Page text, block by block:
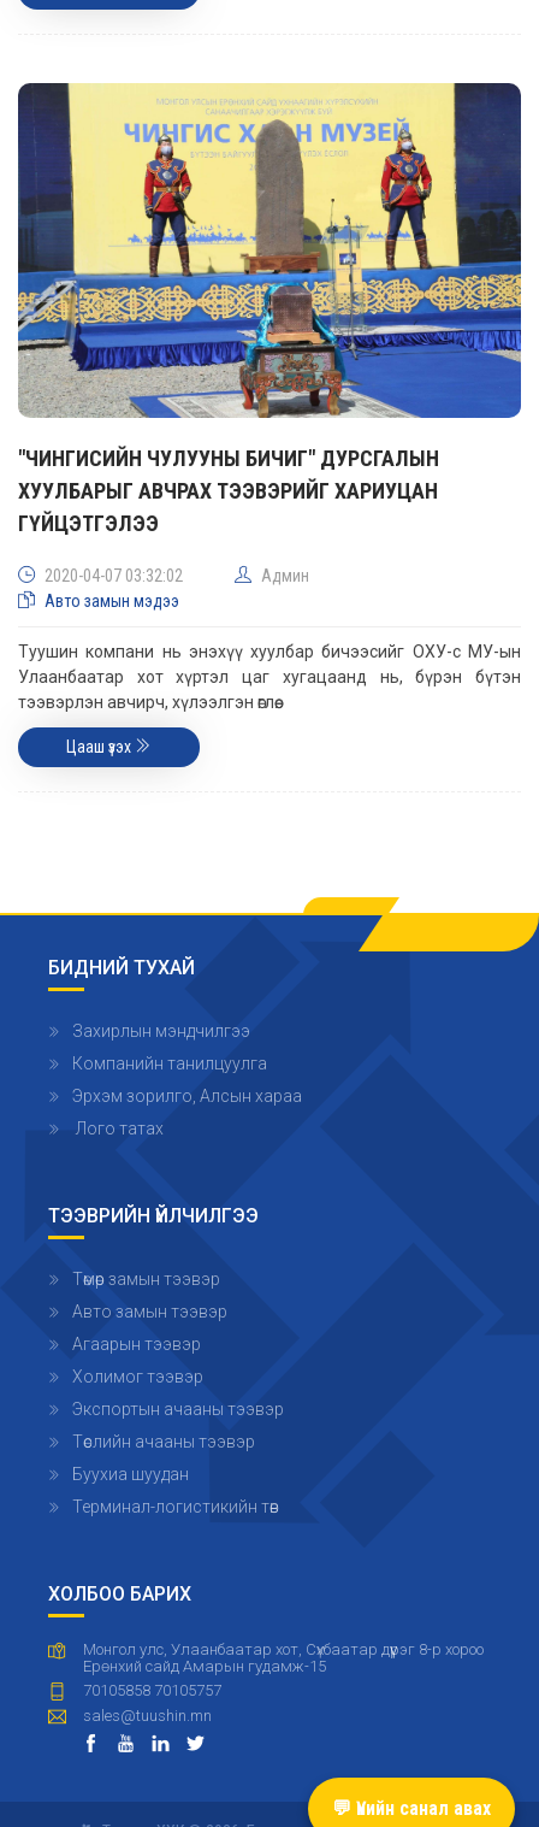
"ЧИНГИСИЙН ЧУЛУУНЫ БИЧИГ" ДУРСГАЛЫН
ХУУЛБАРЫГ АВЧРАХ ТЭЭВЭРИЙГ ХАРИУЦАН
ГҮЙЦЭТГЭЛЭЭ
2020-04-07 03:32:02
Админ
Авто замын мэдээ
Туушин компани нь энэхүү хуулбар бичээсийг ОХУ-с МУ-ын
Улаанбаатар хот хүртэл цаг хугацаанд нь, бүрэн бүтэн
тээвэрлэн авчирч, хүлээлгэн өглөө.
Цааш үзэх
БИДНИЙ ТУХАЙ
Захирлын мэндчилгээ
Компанийн танилцуулга
Эрхэм зорилго, Алсын хараа
Лого татах
ТЭЭВРИЙН ҮЙЛЧИЛГЭЭ
Төмөр замын тээвэр
Авто замын тээвэр
Агаарын тээвэр
Холимог тээвэр
Экспортын ачааны тээвэр
Төслийн ачааны тээвэр
Буухиа шуудан
Терминал-логистикийн төв
ХОЛБОО БАРИХ
Монгол улс, Улаанбаатар хот, Сүхбаатар дүүрэг 8-р хороо
Ерөнхий сайд Амарын гудамж-15
70105858 70105757
sales@tuushin.mn
💬 Үнийн санал авах